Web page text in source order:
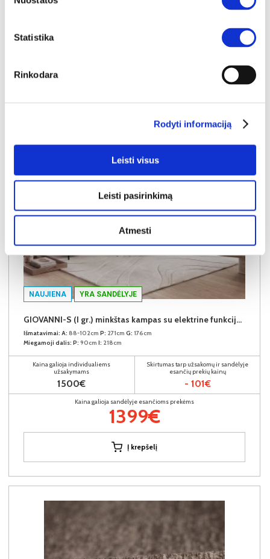
Statistika
Rinkodara
Rodyti informaciją
Leisti visus
Leisti pasirinkimą
Atmesti
NAUJIENA YRA SANDĖLYJE
GIOVANNI-S (I gr.) minkštas kampas su elektrine funkcija (Aphrodite-21) D
Išmatavimai: A: 88-102cm P: 271cm G: 176cm
Miegamoji dalis: P: 90cm I: 218cm
Kaina galioja individualiems
užsakymams
1500€
Skirtumas tarp užsakomų ir sandėlyje
esančių prekių kainų
- 101€
Kaina galioja sandėlyje esančioms prekėms
1399€
Į krepšelį